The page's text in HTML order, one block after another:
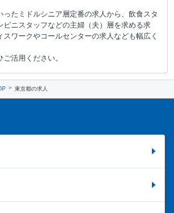
たミドルシニア層定番の求人から、飲食スタ
ビニスタッフなどの主婦（夫）層を求める求
スワークやコールセンターの求人なども幅広く
活用ください。
東京都の求人